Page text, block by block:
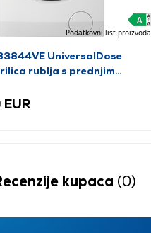
Podatkovni list proizvoda
UniversalDose
rublja s prednjim
kupaca (0)